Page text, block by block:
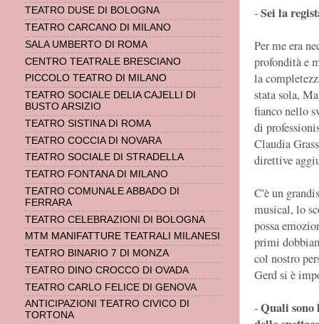
-Sei la
Per me era
profondità e
la
stata sola,
fianco nello
di
Claudia
direttive
C'è un
musical, lo
possa
primi
col nostro
Gerd si è
-Quali sono
TEATRO DUSE DI BOLOGNA
TEATRO CARCANO DI MILANO
SALA UMBERTO DI ROMA
CENTRO TEATRALE BRESCIANO
PICCOLO TEATRO DI MILANO
TEATRO SOCIALE DELIA CAJELLI DI
BUSTO ARSIZIO
TEATRO SISTINA DI ROMA
TEATRO COCCIA DI NOVARA
TEATRO SOCIALE DI STRADELLA
TEATRO FONTANA DI MILANO
TEATRO COMUNALE ABBADO DI
FERRARA
TEATRO CELEBRAZIONI DI BOLOGNA
MTM MANIFATTURE TEATRALI MILANESI
TEATRO BINARIO 7 DI MONZA
TEATRO DINO CROCCO DI OVADA
TEATRO CARLO FELICE DI GENOVA
ANTICIPAZIONI TEATRO CIVICO DI
TORTONA